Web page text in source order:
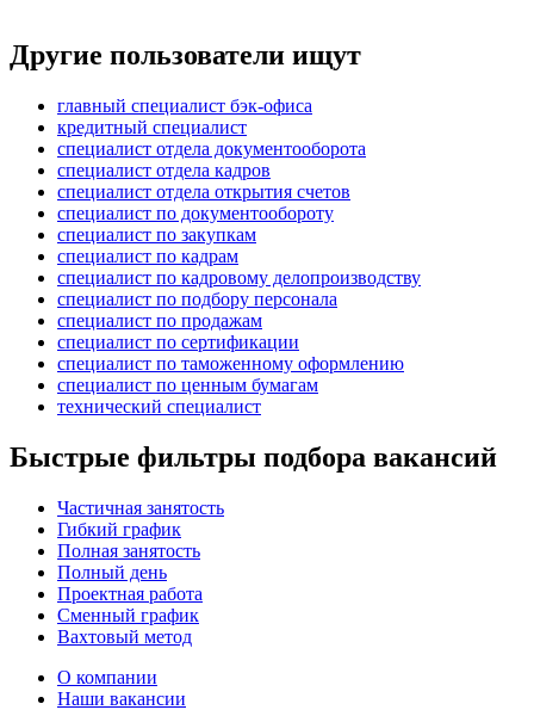
Другие пользователи ищут
главный специалист бэк-офиса
кредитный специалист
специалист отдела документооборота
специалист отдела кадров
специалист отдела открытия счетов
специалист по документообороту
специалист по закупкам
специалист по кадрам
специалист по кадровому делопроизводству
специалист по подбору персонала
специалист по продажам
специалист по сертификации
специалист по таможенному оформлению
специалист по ценным бумагам
технический специалист
Быстрые фильтры подбора вакансий
Частичная занятость
Гибкий график
Полная занятость
Полный день
Проектная работа
Сменный график
Вахтовый метод
О компании
Наши вакансии